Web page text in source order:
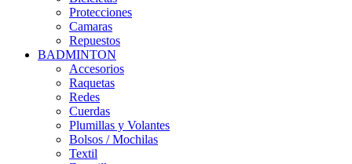
Protecciones
Camaras
Repuestos
BADMINTON
Accesorios
Raquetas
Redes
Cuerdas
Plumillas y Volantes
Bolsos / Mochilas
Textil